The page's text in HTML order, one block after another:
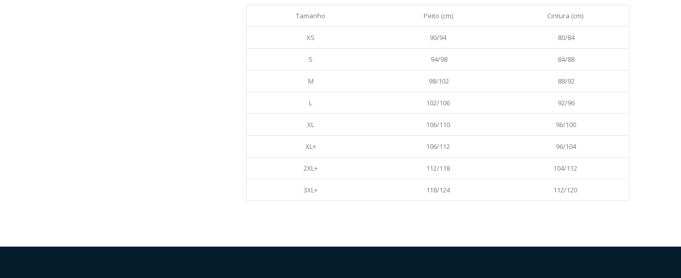
Tamanho Peito (cm) Cintura (cm)
XS 90/94 80/84
S 94/98 84/88
M 98/102 88/92
L 102/106 92/96
XL 106/110 96/100
XL+ 106/112 96/104
2XL+ 112/118 104/112
3XL+ 118/124 112/120